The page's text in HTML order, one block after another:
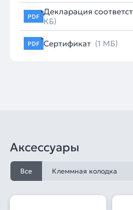
PDF Декларация
КБ)
PDF Сертификат (1 МБ)
Аксессуары
Все Клеммная колодка